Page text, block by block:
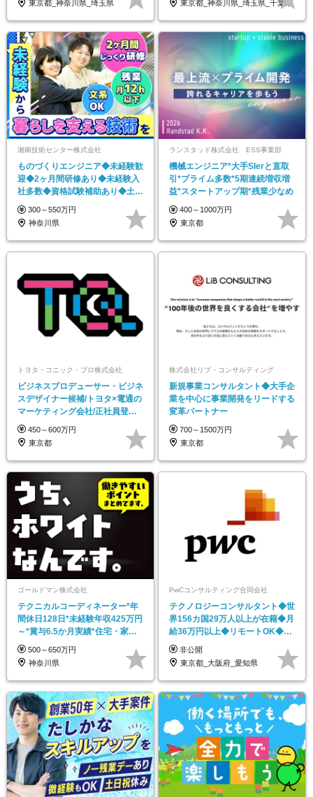
東京都_神奈川県_埼玉県 東京都_神奈川県_埼玉県_千葉県
湘南技術センター株式会社
ものづくりエンジニア◆未経験歓
迎◆2ヶ月間研修あり◆未経験入
社多数◆資格試験補助あり◆土日
祝休み◆賞与年2回
300～550万円
神奈川県
ランスタッド株式会社 ESS事業部
機械エンジニア*大手SIerと直取
引*プライム多数*5期連続増収増
益*スタートアップ期*残業少なめ
400～1000万円
東京都
トヨタ・コニック・プロ株式会社
ビジネスプロデューサー・ビジネ
スデザイナー候補/トヨタ×電通の
マーケティング会社/正社員登用
率9割/第二新卒
450～600万円
東京都
株式会社リブ・コンサルティング
新規事業コンサルタント◆大手企
業を中心に事業開発をリードする
変革パートナー
700～1500万円
東京都
ゴールドマン株式会社
テクニカルコーディネーター*年
間休日128日*未経験年収425万円
～*賞与6.5か月実績*住宅・家族
手当あり*
500～650万円
神奈川県
PwCコンサルティング合同会社
テクノロジーコンサルタント◆世
界156カ国29万人以上が在籍◆月
給36万円以上◆リモートOK◆フ
レックスあり
非公開
東京都_大阪府_愛知県